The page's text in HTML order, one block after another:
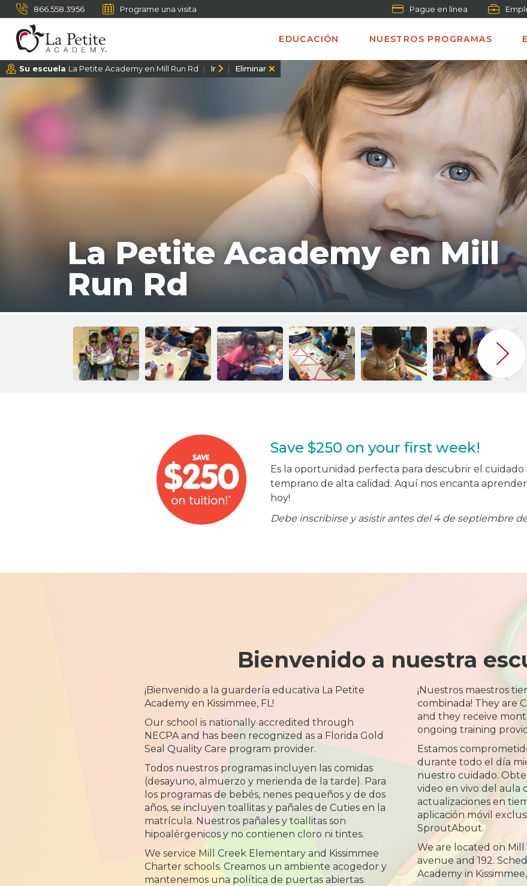
866.558.3956 Programe una visita Pague en línea
EDUCACIÓN NUESTROS PROGRAMAS
Su escuela La Petite Academy en Mill Run Rd Ir Eliminar
La Petite Academy en Mill
Run Rd
Save $250 on your first week!
Es la oportunidad perfecta para descubrir el
temprano de alta calidad. Aquí nos encanta
hoy!
Debe inscribirse y asistir antes del 4 de septiembre
Bienvenido a nuestra
¡Bienvenido a la guardería educativa La Petite
Academy en Kissimmee, FL!
Our school is nationally accredited through
NECPA and has been recognized as a Florida Gold
Seal Quality Care program provider.
Todos nuestros programas incluyen las comidas
(desayuno, almuerzo y merienda de la tarde). Para
los programas de bebés, nenes pequeños y de dos
años, se incluyen toallitas y pañales de Cuties en la
matrícula. Nuestros pañales y toallitas son
hipoalérgenicos y no contienen cloro ni tintes.
We service Mill Creek Elementary and Kissimmee
Charter schools. Creamos un ambiente acogedor y
mantenemos una política de puertas abiertas.
¡Nuestros maestros
combinada! They are
and they receive
ongoing training
Estamos
durante todo el día
nuestro cuidado.
video en vivo del aula
actualizaciones en
aplicación móvil
SproutAbout.
We are located on
avenue and 192.
Academy in